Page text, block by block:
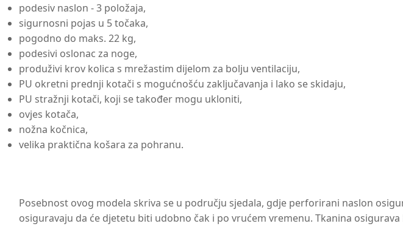
podesiv naslon - 3 položaja,
sigurnosni pojas u 5 točaka,
pogodno do maks. 22 kg,
podesivi oslonac za noge,
produživi krov kolica s mrežastim dijelom za bolju ventilaciju,
PU okretni prednji kotači s mogućnošću zaključavanja i lako se skidaju,
PU stražnji kotači, koji se također mogu ukloniti,
ovjes kotača,
nožna kočnica,
velika praktična košara za pohranu.
Posebnost ovog modela skriva se u području sjedala, gdje perforirani naslon
osiguravaju da će djetetu biti udobno čak i po vrućem vremenu. Tkanina